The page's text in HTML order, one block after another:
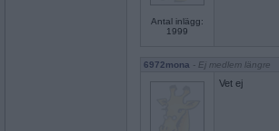
Antal inlägg:
1999
6972mona - Ej medlem längre
Vet ej